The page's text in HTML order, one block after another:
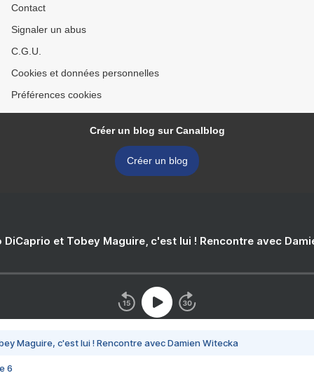
Contact
Signaler un abus
C.G.U.
Cookies et données personnelles
Préférences cookies
Créer un blog sur Canalblog
Créer un blog
DiCaprio et Tobey Maguire, c'est lui ! Rencontre avec
Maguire, c'est lui ! Rencontre avec Damien Witecka
6